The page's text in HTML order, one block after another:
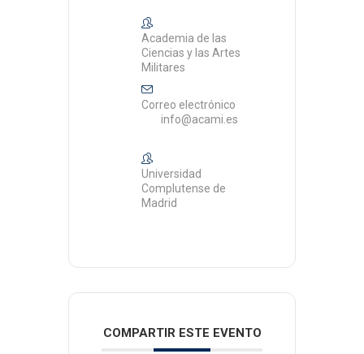
Academia de las
Ciencias y las Artes
Militares
Correo electrónico
info@acami.es
Universidad
Complutense de
Madrid
COMPARTIR ESTE EVENTO